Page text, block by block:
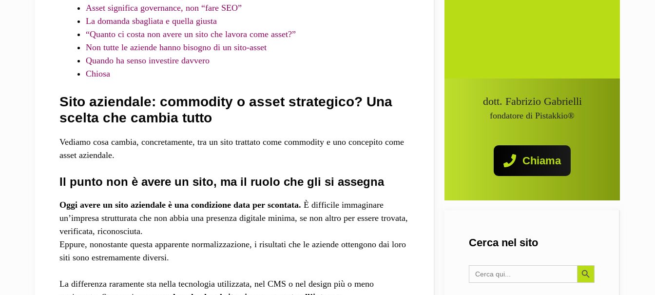
Asset significa governance, non “fare SEO”
La domanda sbagliata e quella giusta
“Quanto ci costa non avere un sito che lavora come asset?”
Non tutte le aziende hanno bisogno di un sito-asset
Quando ha senso investire davvero
Chiosa
Sito aziendale: commodity o asset strategico? Una
scelta che cambia tutto
Vediamo cosa cambia, concretamente, tra un sito trattato come commodity e uno concepito come
asset aziendale.
Il punto non è avere un sito, ma il ruolo che gli si assegna
Oggi avere un sito aziendale è una condizione data per scontata. È difficile immaginare
un’impresa strutturata che non abbia una presenza digitale minima, se non altro per essere trovata,
verificata, riconosciuta.
Eppure, nonostante questa apparente normalizzazione, i risultati che le aziende ottengono dai loro
siti sono estremamente diversi.
La differenza raramente sta nella tecnologia utilizzata, nel CMS o nel design più o meno
dott. Fabrizio Gabrielli
fondatore di Pistakkio®
Chiama
Cerca nel sito
Search
for:
Search Button